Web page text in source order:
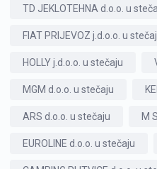
TD JEKLOTEHNA d.o.o. u
FIAT PRIJEVOZ j.d.o.o. u
HOLLY j.d.o.o. u stečaju
MGM d.o.o. u stečaju
ARS d.o.o. u stečaju M
EUROLINE d.o.o. u stečaju